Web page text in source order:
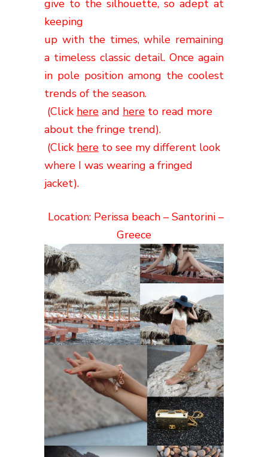
give to the silhouette, so adept at
keeping
up with the times, while remaining
a timeless classic detail. Once again
in pole position among the coolest
trends of the season.
(Click here and here to read more
about the fringe trend).
(Click here to see my different look
where I was wearing a fringed
jacket).
Location: Perissa beach – Santorini –
Greece